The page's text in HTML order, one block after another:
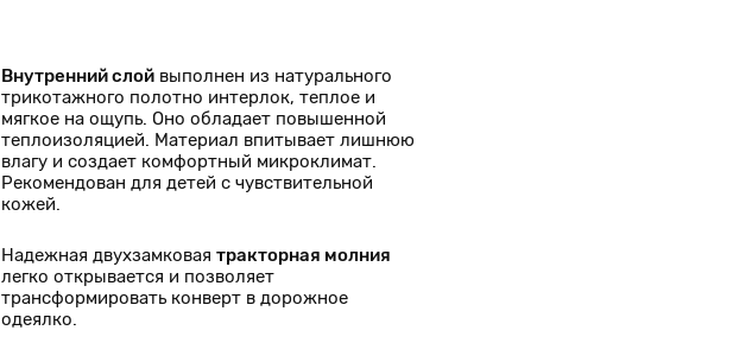
Внутренний слой выполнен из натурального
трикотажного полотно интерлок, теплое и
мягкое на ощупь. Оно обладает повышенной
теплоизоляцией. Материал впитывает лишнюю
влагу и создает комфортный микроклимат.
Рекомендован для детей с чувствительной
кожей.
Надежная двухзамковаятракторная молния
легко открывается и позволяет
трансформировать конверт в дорожное
одеялко.